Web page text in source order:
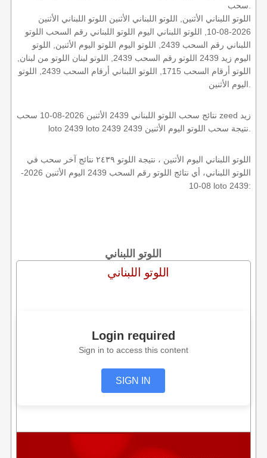
اللوتو اللبناني الأثنين, اللوتو اللبناني الأثنين اللوتو اللبناني الأثنين
2026-08-10, اللوتو اللبناني اليوم اللوتو اللبناني رقم السحب اللوتو
اللبناني رقم السحب 2439, اللوتو اليوم اللوتو اليوم الأثنين, اللوتو
اليوم زيد 2439 اللوتو رقم السحب 2439, اللوتو لبنان اللوتو من لبنان,
اللوتو أرقام السحب 1715, اللوتو اللبناني أرقام السحب 2439, اللوتو
نتائج سحب اللوتو اللبناني 2439 الأثنين 2026-08-10 سحب zeed زيد
اللوتو اللبناني اليوم الأثنين ، نتيجة اللوتو ٢٤٣٩ نتائج آخر سحب في
اللوتو اللبناني، أي نتائج اللوتو رقم السحب 2439 اليوم الأثنين 2026-
08-10 loto 2439:
اللوتو اللبناني
اللوتو اللبناني
Login required
Sign in to access this content
SIGN IN